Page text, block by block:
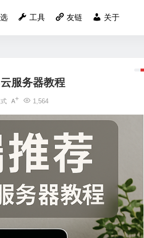
工具 友链 关于
服务器教程
1,564